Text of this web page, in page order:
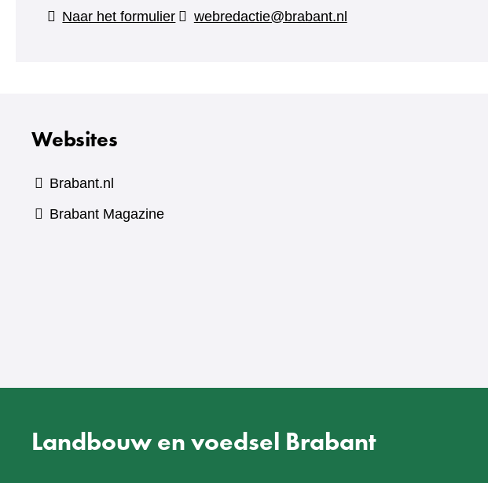
Naar het formulier(verwijst
webredactie@brabant.nl
Websites
Brabant.nl
Brabant Magazine(verwijst
Landbouw en voedsel Brabant